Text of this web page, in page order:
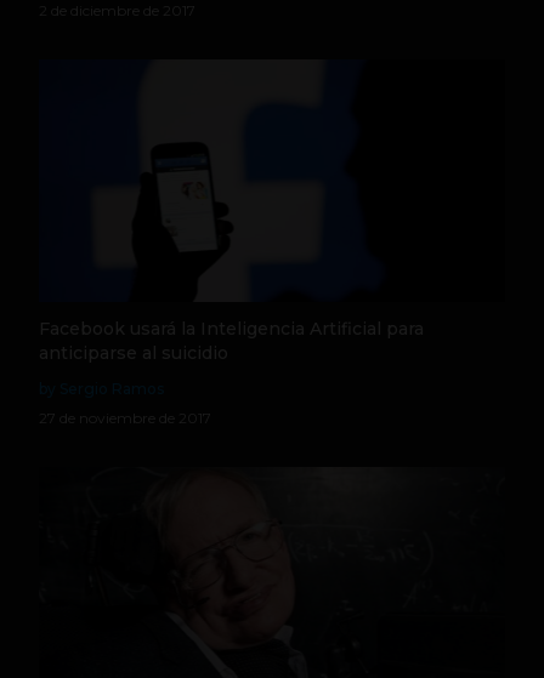
2 de diciembre de 2017
Facebook usará la Inteligencia Artificial para
anticiparse al suicidio
27 de noviembre de 2017